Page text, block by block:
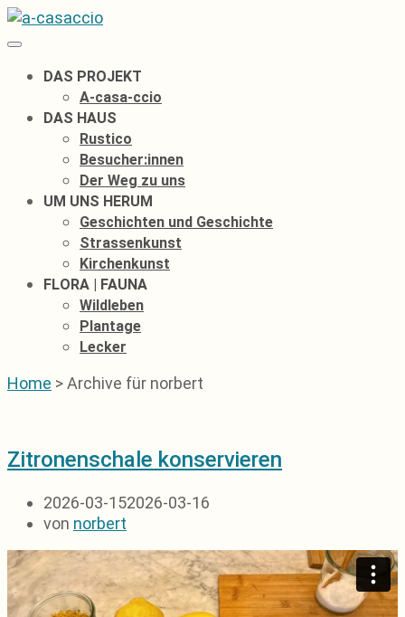
Zum
Inhalt
DAS PROJEKT
A-casa-ccio
DAS HAUS
Rustico
Besucher:innen
Der Weg zu uns
UM UNS HERUM
Geschichten und Geschichte
Strassenkunst
Kirchenkunst
FLORA | FAUNA
Wildleben
Plantage
Lecker
Home >Archive für norbert
Zitronenschale konservieren
2026-03-152026-03-16
von norbert